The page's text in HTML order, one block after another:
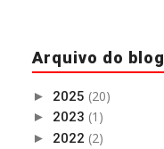
Arquivo do blog
► 2025 (20)
► 2023 (1)
► 2022 (2)